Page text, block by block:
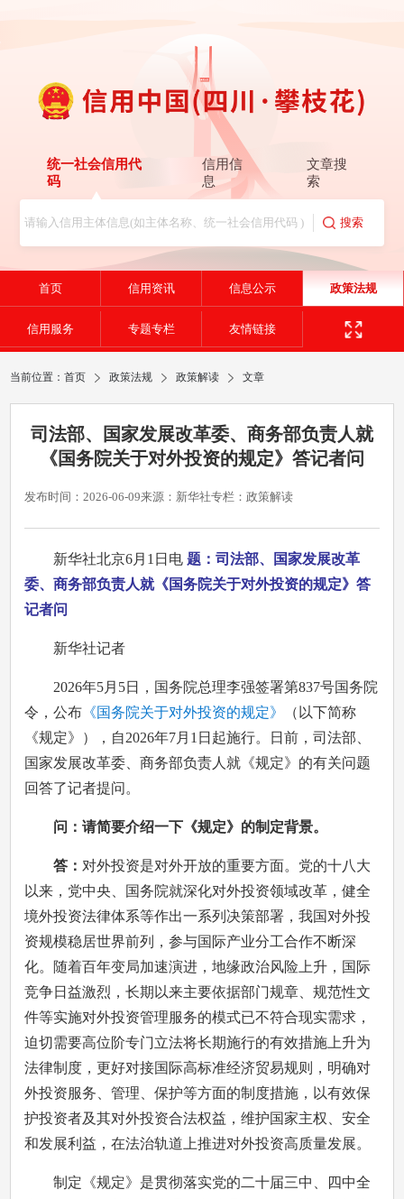
统一社会信用代
码
信用信
息
文章搜
索
首页 信用资讯 信息公示 政策法规
信用服务 专题专栏 友情链接
当前位置：首页 政策法规 政策解读 文章
司法部、国家发展改革委、商务部负责人就
《国务院关于对外投资的规定》答记者问
发布时间：2026-06-09来源：新华社专栏：政策解读
新华社北京6月1日电题：司法部、国家发展改革
委、商务部负责人就《国务院关于对外投资的规定》答
记者问
新华社记者
2026年5月5日，国务院总理李强签署第837号国务院
令，公布 《国务院关于对外投资的规定》
（以下简称
《规定》），自2026年7月1日起施行。日前，司法部、
国家发展改革委、商务部负责人就《规定》的有关问题
回答了记者提问。
问：请简要介绍一下《规定》的制定背景。
答： 对外投资是对外开放的重要方面。党的十八大
以来，党中央、国务院就深化对外投资领域改革，健全
境外投资法律体系等作出一系列决策部署，我国对外投
资规模稳居世界前列，参与国际产业分工合作不断深
化。随着百年变局加速演进，地缘政治风险上升，国际
竞争日益激烈，长期以来主要依据部门规章、规范性文
件等实施对外投资管理服务的模式已不符合现实需求，
迫切需要高位阶专门立法将长期施行的有效措施上升为
法律制度，更好对接国际高标准经济贸易规则，明确对
外投资服务、管理、保护等方面的制度措施，以有效保
护投资者及其对外投资合法权益，维护国家主权、安全
和发展利益，在法治轨道上推进对外投资高质量发展。
制定《规定》是贯彻落实党的二十届三中、四中全